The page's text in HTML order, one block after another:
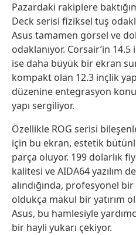
Pazardaki rakiplere
Deck serisi fiziksel tuş
Asus tamamen görsel ve
odaklanıyor. Corsair’in
ise daha büyük bir ekran
kompakt olan 12.3 inçlik
düzenine entegrasyon
yapı sergiliyor.
Özellikle ROG serisi
için bu ekran, estetik
parça oluyor. 199 dolarlık
kalitesi ve AIDA64 yazılım
alındığında, profesyonel
oldukça makul bir yatırım
Asus, bu hamlesiyle
bir hayli yukarı çekiyor.